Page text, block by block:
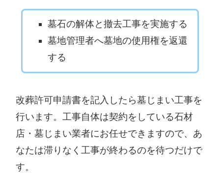
町1番地
43
0597-23-8132
亀山市役所
山市本丸町577
1番1号
〒519-4392 熊
いなべ市役所
なべ市北勢町阿
墓石の解体と撤去工事を実施する
墓地管理者へ墓地の使用権を返還
する
改葬許可申請書を記入したら墓じまい工事を
行います。工事自体は契約をしている石材
店・墓じまい業者にお任せできますので、あ
なたは滞りなく工事が終わるのを待つだけで
す。